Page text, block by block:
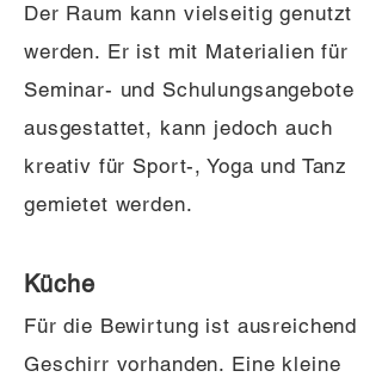
Der Raum kann vielseitig genutzt
werden. Er ist mit Materialien für
Seminar- und Schulungsangebote
ausgestattet, kann jedoch auch
kreativ für Sport-, Yoga und Tanz
gemietet werden.
Küche
Für die Bewirtung ist ausreichend
Geschirr vorhanden. Eine kleine